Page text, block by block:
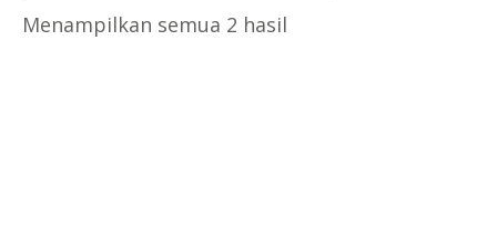
Menampilkan semua 2 hasil